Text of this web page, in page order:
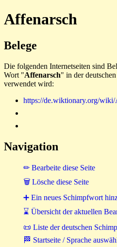
Affenarsch
Belege
Die folgenden Internetseiten sind
Wort "Affenarsch" in der
verwendet wird:
https://de.wiktionary.org/wiki/
Navigation
✏ Bearbeite diese Seite
🗑 Lösche diese Seite
➕ Ein neues Schimpfwort
⌛ Übersicht der aktuellen
📜 Liste der deutschen
🏁 Startseite / Sprache